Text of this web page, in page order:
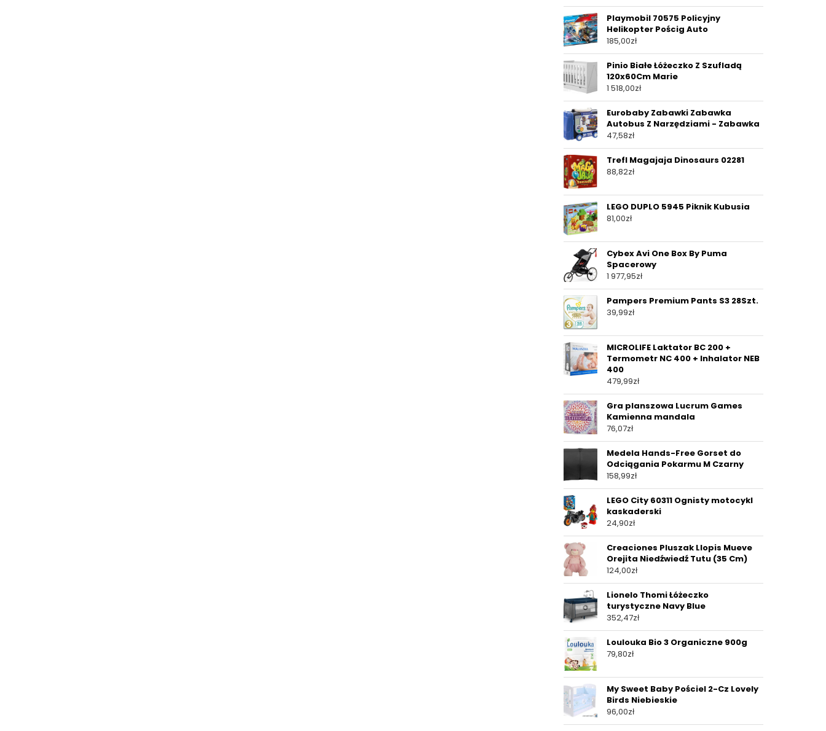
Playmobil 70575 Policyjny
Helikopter Pościg Auto
185,00zł
Pinio Białe Łóżeczko Z Szufladą
120x60Cm Marie
1 518,00zł
Eurobaby Zabawki Zabawka
Autobus Z Narzędziami - Zabawka
47,58zł
Trefl Magajaja Dinosaurs 02281
88,82zł
LEGO DUPLO 5945 Piknik Kubusia
81,00zł
Cybex Avi One Box By Puma
Spacerowy
1 977,95zł
Pampers Premium Pants S3 28Szt.
39,99zł
MICROLIFE Laktator BC 200 +
Termometr NC 400 + Inhalator NEB
400
479,99zł
Gra planszowa Lucrum Games
Kamienna mandala
76,07zł
Medela Hands-Free Gorset do
Odciągania Pokarmu M Czarny
158,99zł
LEGO City 60311 Ognisty motocykl
kaskaderski
24,90zł
Creaciones Pluszak Llopis Mueve
Orejita Niedźwiedź Tutu (35 Cm)
124,00zł
Lionelo Thomi Łóżeczko
turystyczne Navy Blue
352,47zł
Loulouka Bio 3 Organiczne 900g
79,80zł
My Sweet Baby Pościel 2-Cz Lovely
Birds Niebieskie
96,00zł